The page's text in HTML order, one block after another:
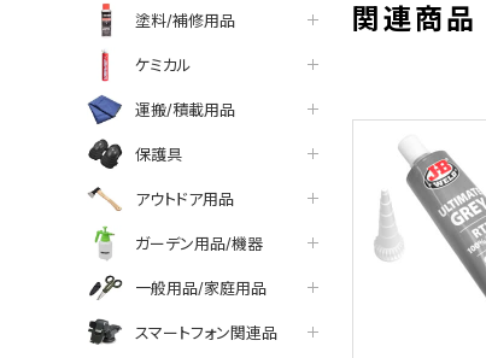
塗料/補修用品
ケミカル
運搬/積載用品
保護具
アウトドア用品
ガーデン用品/機器
一般用品/家庭用品
スマートフォン関連品
関連商品